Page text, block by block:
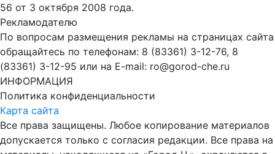
56 от 3 октября 2008 года.
Рекламодателю
По вопросам размещения рекламы на страницах сайта
обращайтесь по телефонам: 8 (83361) 3-12-76, 8
(83361) 3-12-95 или на E-mail: ro@gorod-che.ru
ИНФОРМАЦИЯ
Политика конфиденциальности
Карта сайта
Все права защищены. Любое копирование материалов
допускается только с согласия редакции. Все права на